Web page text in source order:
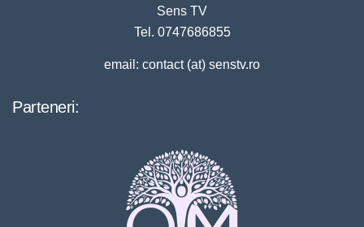
Sens TV
Tel. 0747686855
email: contact (at) senstv.ro
Parteneri: